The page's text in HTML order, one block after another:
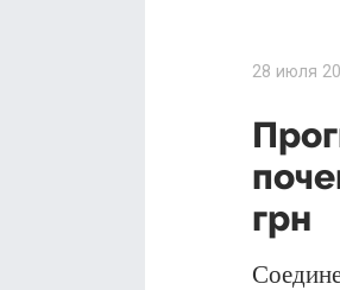
28 июля
грн